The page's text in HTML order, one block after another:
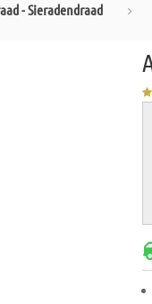
- Sieradendraad